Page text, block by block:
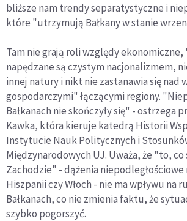
bliższe nam trendy separatystyczne i
które "utrzymują Bałkany w stanie
Tam nie grają roli względy
napędzane są czystym nacjonalizmem,
innej natury i nikt nie zastanawia się nad
gospodarczymi" łączącymi regiony.
Bałkanach nie skończyły się" - ostrzega
Kawka, która kieruje katedrą Historii
Instytucie Nauk Politycznych i
Międzynarodowych UJ. Uważa, że "to, co
Zachodzie" - dążenia
Hiszpanii czy Włoch - nie ma wpływu na
Bałkanach, co nie zmienia faktu, że
szybko pogorszyć.